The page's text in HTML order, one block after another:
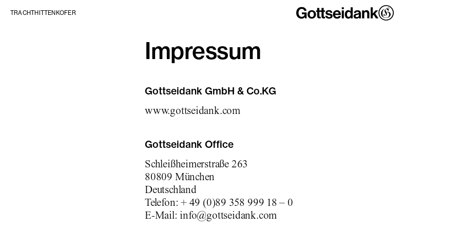
TRACHTHITTENKOFER
Impressum
Gottseidank GmbH & Co.KG
www.gottseidank.com
Gottseidank Office
Schleißheimerstraße 263
80809 München
Deutschland
Telefon: + 49 (0)89 358 999 18 – 0
E-Mail: info@gottseidank.com